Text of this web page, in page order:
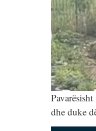
dhe duke